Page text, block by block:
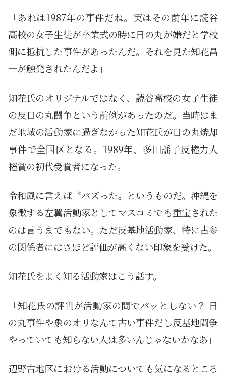
「あれは1987年の事件だね。実はその前年に読谷
高校の女子生徒が卒業式の時に日の丸が嫌だと学校
側に抵抗した事件があったんだ。それを見た知花昌
一が触発されたんだよ」
知花氏のオリジナルではなく、読谷高校の女子生徒
の反日の丸闘争という前例があったのだ。当時はま
だ地域の活動家に過ぎなかった知花氏が日の丸焼却
事件で全国区となる。1989年、多田謡子反権力人
権賞の初代受賞者になった。
令和風に言えば〝バズった〟というものだ。沖縄を
象徴する左翼活動家としてマスコミでも重宝された
のは言うまでもない。ただ反基地活動家、特に古参
の関係者にはさほど評価が高くない印象を受けた。
知花氏をよく知る活動家はこう話す。
「知花氏の評判が活動家の間でパッとしない？ 日
の丸事件や象のオリなんて古い事件だし反基地闘争
やっていても知らない人は多いんじゃないかなあ」
辺野古地区における活動についても気になるところ